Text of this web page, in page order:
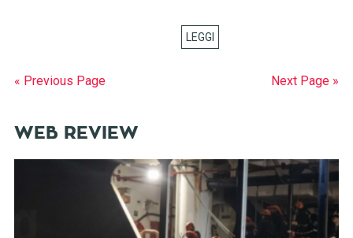
« Previous Page Next Page »
WEB REVIEW